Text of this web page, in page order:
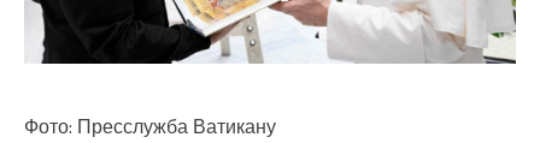
Фото: Пресслужба Ватикану